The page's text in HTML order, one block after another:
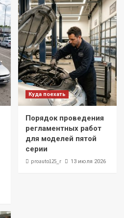
Куда поехать
Порядок проведения
регламентных работ
для моделей пятой
серии
proauto125_r 13 июля 2026